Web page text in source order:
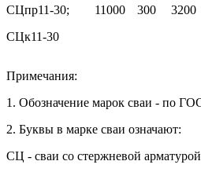
СЦпр11-30;
СЦк11-30
11000 300 3200
Примечания:
1. Обозначение марок сваи - по
2. Буквы в марке сваи означают:
СЦ - сваи со стержневой